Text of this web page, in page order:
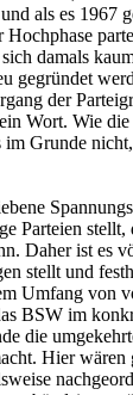
als es 1967
damals
gegründet
der
Wort. Wie
im Grunde
Parteien stellt,
Daher ist es
stellt und
Umfang von
BSW im
die
Hier wären